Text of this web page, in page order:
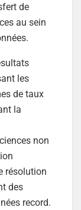
de
au sein
les
de taux
la
non
résolution
des
record.